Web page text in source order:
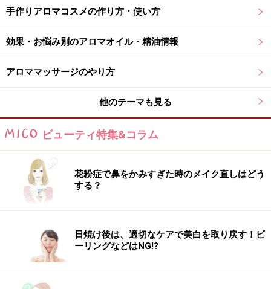
湯気に乗ってゆっくりと香りが広がるので、アロマディ
フューザーでは作れないような優しいアロマ空間ができ
あがります。風邪をひいたときや、空気が冷たい冬の時
期には特におすすめです。6～8畳程度のお部屋なら全体
に香りを広げることができますし、キャンプのテント内
は、お湯と精油の量を適宜増やしてください。
1点だけ注意したいのが、置く場所です。小さなお子さ
んの手の届かない、熱湯が入った容器が倒れない場所を
選んで置くようにしましょう。
アロマディフューザーなら「ネブライザー
式」がおすすめ
手作りアロマコスメの作り方・使い方
効果・お悩み別のアロマオイル・精油情報
アロママッサージのやり方
他のテーマも見る
ビューティ特集&コラム
花粉症で鼻をかみすぎた時のメイク直しはどう
する？
日焼け後は、適切なケアで美白を取り戻す！ピ
ーリングなどはNG!?